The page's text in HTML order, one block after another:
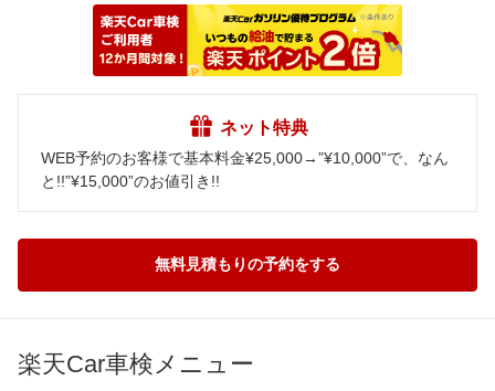
ネット特典
WEB予約のお客様で基本料金¥25,000→”¥10,000”で、なん
と!!”¥15,000”のお値引き!!
無料見積もりの予約をする
楽天Car車検メニュー